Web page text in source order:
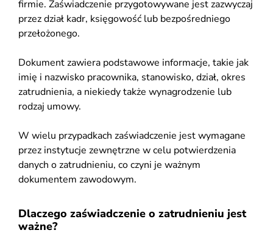
firmie. Zaświadczenie przygotowywane jest zazwyczaj
przez dział kadr, księgowość lub bezpośredniego
przełożonego.
Dokument zawiera podstawowe informacje, takie jak
imię i nazwisko pracownika, stanowisko, dział, okres
zatrudnienia, a niekiedy także wynagrodzenie lub
rodzaj umowy.
W wielu przypadkach zaświadczenie jest wymagane
przez instytucje zewnętrzne w celu potwierdzenia
danych o zatrudnieniu, co czyni je ważnym
dokumentem zawodowym.
Dlaczego zaświadczenie o zatrudnieniu jest
ważne?